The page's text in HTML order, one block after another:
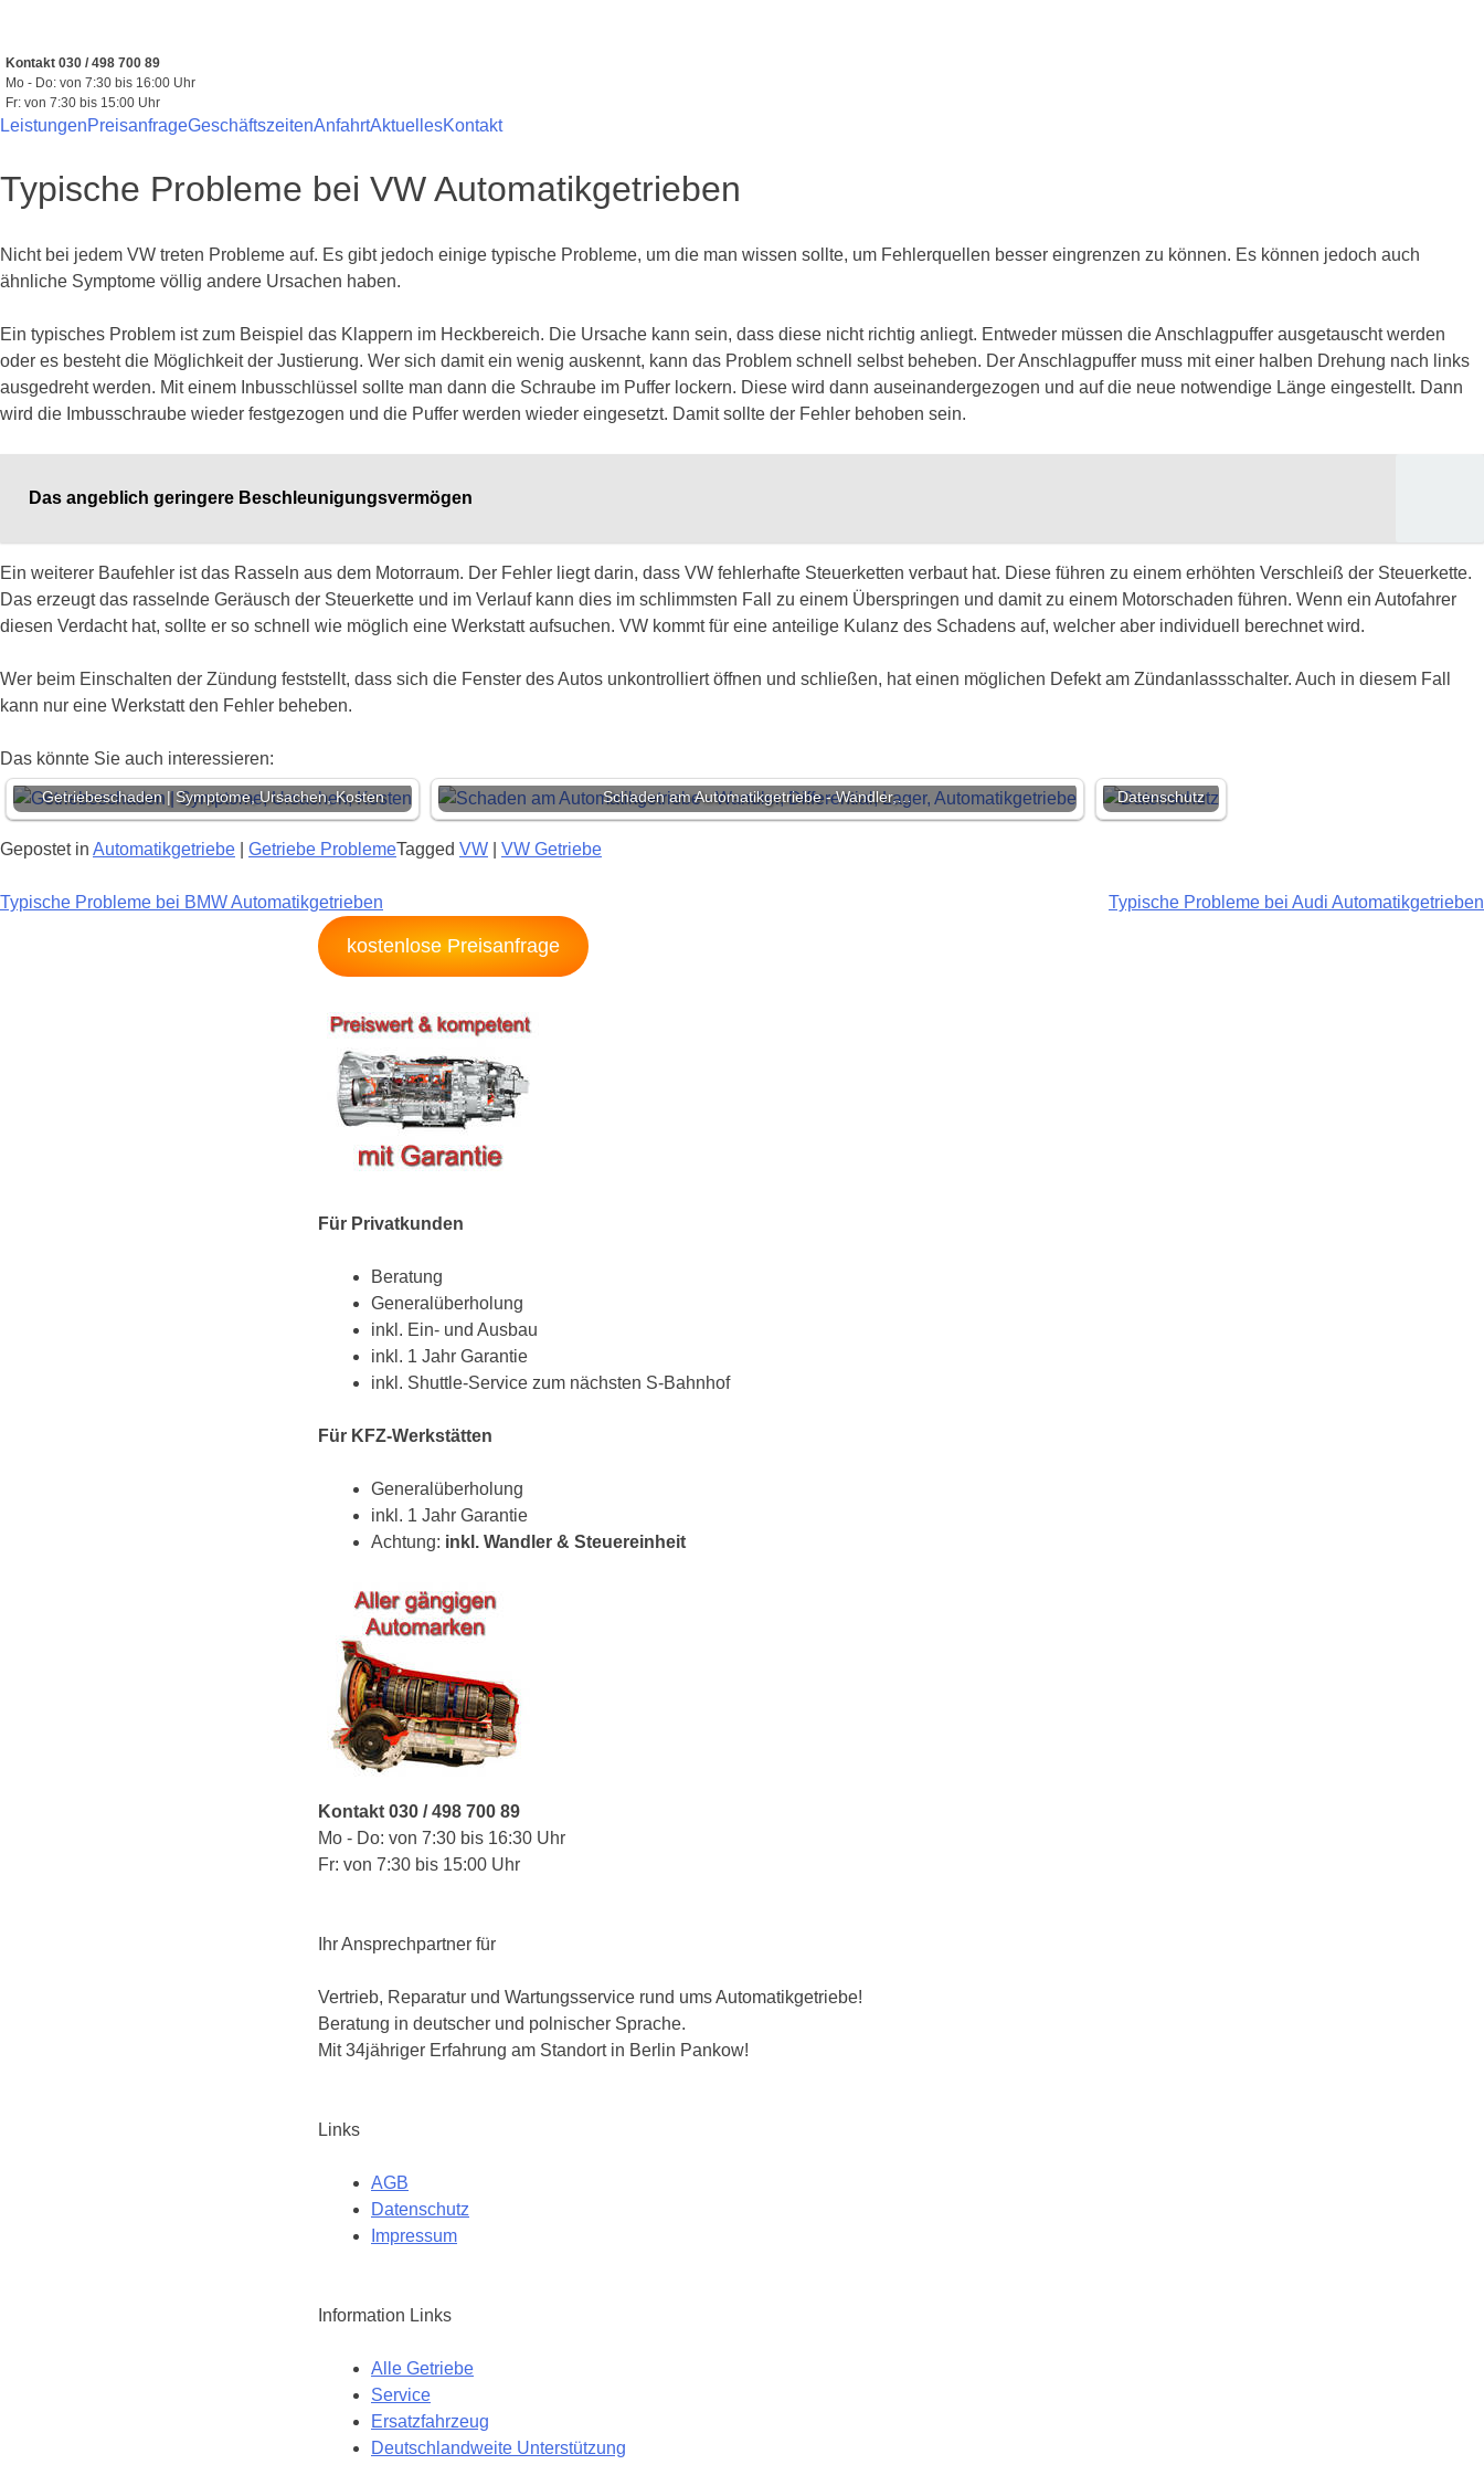
springen
Kontakt 030 / 498 700 89
Mo - Do: von 7:30 bis 16:00 Uhr
Fr: von 7:30 bis 15:00 Uhr
LeistungenPreisanfrageGeschäftszeitenAnfahrtAktuellesKontakt
Typische Probleme bei VW Automatikgetrieben
Nicht bei jedem VW treten Probleme auf. Es gibt jedoch einige typische Probleme, um die man wissen sollte, um Fehlerquellen besser eingrenzen zu können. Es können jedoch auch
ähnliche Symptome völlig andere Ursachen haben.
Ein typisches Problem ist zum Beispiel das Klappern im Heckbereich. Die Ursache kann sein, dass diese nicht richtig anliegt. Entweder müssen die ­Anschlagpuffer ausgetauscht werden
oder es besteht die Möglichkeit der Justierung. Wer sich damit ein wenig auskennt, kann das Problem schnell selbst beheben. Der Anschlagpuffer muss mit einer halben Drehung nach links
ausgedreht werden. Mit einem Inbusschlüssel sollte man dann die Schraube im Puffer lockern. Diese wird dann auseinandergezogen und auf die neue notwendige Länge eingestellt. Dann
wird die Imbusschraube wieder festgezogen und die Puffer werden wieder eingesetzt. Damit sollte der Fehler behoben sein.
Das angeblich geringere Beschleunigungsvermögen
Ein weiterer Baufehler ist das Rasseln aus dem Motorraum. Der Fehler liegt darin, dass VW fehlerhafte Steuerketten verbaut hat. Diese führen zu einem erhöhten Verschleiß der Steuerkette.
Das erzeugt das rasselnde Geräusch der Steuerkette und im Verlauf kann dies im schlimmsten Fall zu einem Überspringen und damit zu einem Motorschaden führen. Wenn ein Autofahrer
diesen Verdacht hat, sollte er so schnell wie möglich eine Werkstatt aufsuchen. VW kommt für eine anteilige Kulanz des Schadens auf, welcher aber individuell berechnet wird.
Wer beim Einschalten der Zündung feststellt, dass sich die Fenster des Autos unkontrolliert öffnen und schließen, hat einen möglichen Defekt am Zündanlassschalter. Auch in diesem Fall
kann nur eine Werkstatt den Fehler beheben.
Das könnte Sie auch interessieren:
Getriebeschaden | Symptome, Ursachen, Kosten Schaden am Automatikgetriebe - Wandler,… Datenschutz
Gepostet in Automatikgetriebe Getriebe ProblemeTagged VW VW Getriebe
Beitragsnavigation
Typische Probleme bei BMW Automatikgetrieben Typische Probleme bei Audi Automatikgetrieben
kostenlose Preisanfrage
Für Privatkunden
Beratung
Generalüberholung
inkl. Ein- und Ausbau
inkl. 1 Jahr Garantie
inkl. Shuttle-Service zum nächsten S-Bahnhof
Für KFZ-Werkstätten
Generalüberholung
inkl. 1 Jahr Garantie
Achtung: inkl. Wandler & Steuereinheit
Kontakt 030 / 498 700 89
Mo - Do: von 7:30 bis 16:30 Uhr
Fr: von 7:30 bis 15:00 Uhr
Ihr Ansprechpartner für
Vertrieb, Reparatur und Wartungsservice rund ums Automatikgetriebe!
Beratung in deutscher und polnischer Sprache.
Mit 34jähriger Erfahrung am Standort in Berlin Pankow!
Links
AGB
Datenschutz
Impressum
Information Links
Alle Getriebe
Service
Ersatzfahrzeug
Deutschlandweite Unterstützung